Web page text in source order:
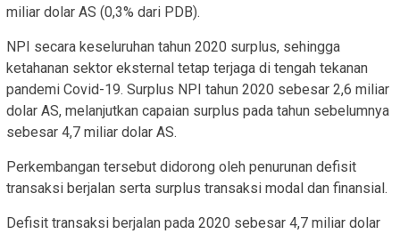
miliar dolar AS (0,3% dari PDB).
NPI secara keseluruhan tahun 2020 surplus, sehingga
ketahanan sektor eksternal tetap terjaga di tengah tekanan
pandemi Covid-19. Surplus NPI tahun 2020 sebesar 2,6 miliar
dolar AS, melanjutkan capaian surplus pada tahun sebelumnya
sebesar 4,7 miliar dolar AS.
Perkembangan tersebut didorong oleh penurunan defisit
transaksi berjalan serta surplus transaksi modal dan finansial.
Defisit transaksi berjalan pada 2020 sebesar 4,7 miliar dolar